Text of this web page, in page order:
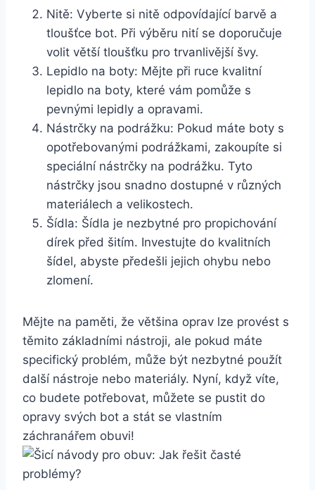
Nitě: Vyberte ⁢si nitě odpovídající⁣ barvě a
tloušťce bot. Při výběru nití se doporučuje⁤
volit větší tloušťku pro trvanlivější švy.
Lepidlo na boty: Mějte při ruce‍ kvalitní
lepidlo ⁢na boty, které vám pomůže ⁤s
pevnými lepidly a opravami.
Nástrčky ​na podrážku: Pokud ​máte boty s
opotřebovanými podrážkami, zakoupíte si
speciální nástrčky ‍na podrážku. Tyto
‍nástrčky jsou snadno dostupné v různých
materiálech a velikostech.
Šídla: Šídla ‍je nezbytné pro ⁢propichování
dírek‍ před šitím.‍ Investujte do kvalitních
šídel, ⁣abyste předešli ⁣jejich ohybu‍ nebo
zlomení.
Mějte‍ na paměti, že většina⁢ oprav lze ‍provést⁣ s
těmito základními nástroji, ale pokud máte
specifický problém, může⁣ být nezbytné použít
další nástroje nebo materiály. Nyní, když víte,
co budete‌ potřebovat, můžete se ‌pustit do
opravy ​svých bot a‍ stát se vlastním
záchranářem obuvi!